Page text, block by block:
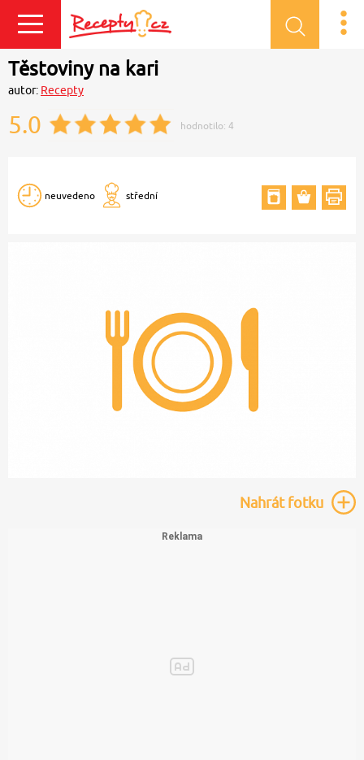
Přihlásit se
Těstoviny na kari
autor: Recepty
5.0 hodnotilo: 4
neuvedeno střední
Nahrátfotku